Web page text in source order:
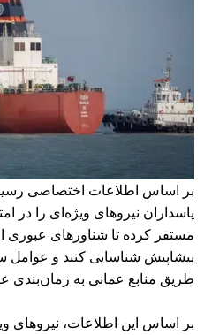
بر اساس اطلاعات اختصاصی رسیده
پاسداران نیروهای ویژه‌ای را در
مستقر کرده تا شناورهای عبوری
پیشاپیش شناسایی کنند و عوامل
طریق منابع عمانی به زمان‌بندی
بر اساس این اطلاعات، نیروهای